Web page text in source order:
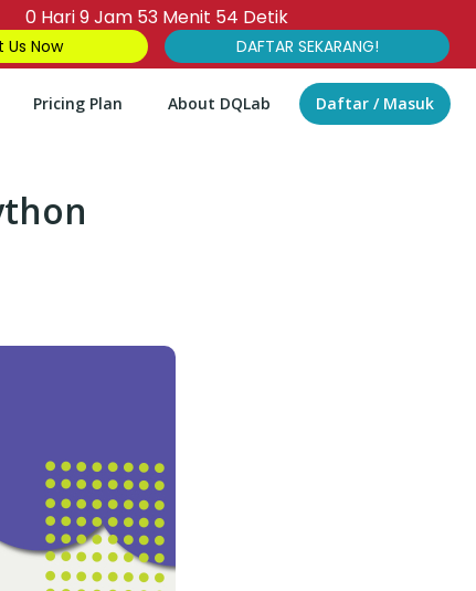
0 Hari9Jam 53 Menit 53Detik
Now DAFTAR SEKARANG!
Pricing Plan About DQLab Daftar / Masuk